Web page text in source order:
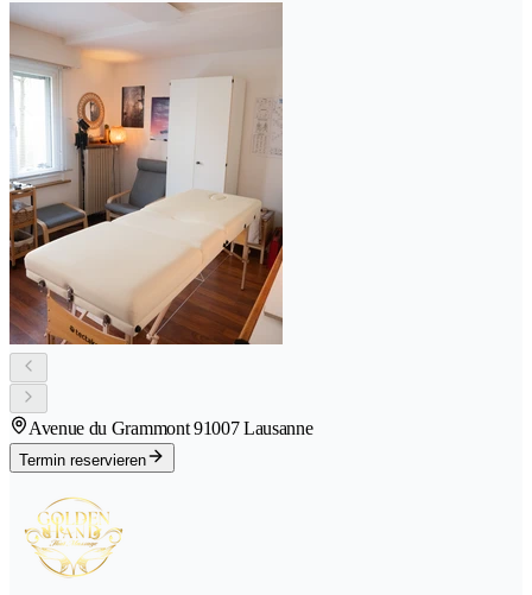
Avenue du Grammont 91007 Lausanne
Termin reservieren